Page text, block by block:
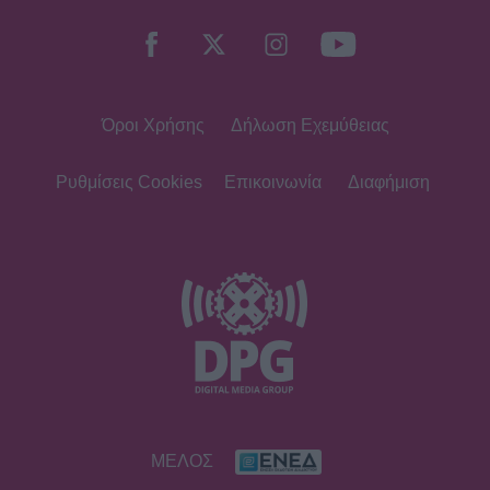
προσφορά* και ενισχυμένες
Summer girl η Μπιάνκα Κρασσά! Στη
Μύκονο με τη μητέρα της, Βίκυ Καγιά
– Εντυπωσίασαν με το look τους
Katy Perry: Στη Μύκονο η διάσημη
Όροι Χρήσης Δήλωση Εχεμύθειας
Ρυθμίσεις Cookies Επικοινωνία Διαφήμιση
ΜΕΛΟΣ